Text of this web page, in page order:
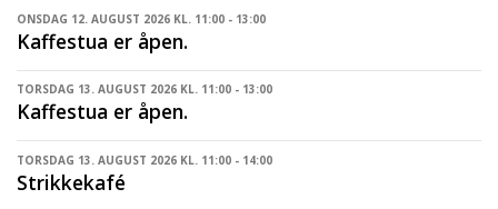
ONSDAG 12. AUGUST 2026 KL. 11:00 - 13:00
Kaffestua er åpen.
TORSDAG 13. AUGUST 2026 KL. 11:00 - 13:00
Kaffestua er åpen.
TORSDAG 13. AUGUST 2026 KL. 11:00 - 14:00
Strikkekafé